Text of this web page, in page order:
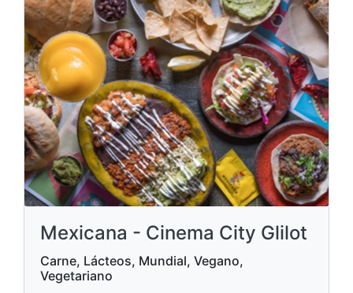
Mexicana - Cinema City Glilot
Carne, Lácteos, Mundial, Vegano,
Vegetariano